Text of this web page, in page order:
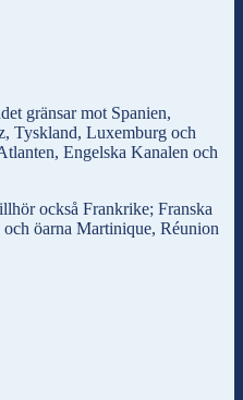
gränsar mot Spanien,
Tyskland, Luxemburg och
Engelska Kanalen och
också Frankrike; Franska
öarna Martinique, Réunion